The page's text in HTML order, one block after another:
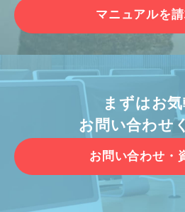
マニュアルを
まずはお
お問い合わせ
お問い合わせ・